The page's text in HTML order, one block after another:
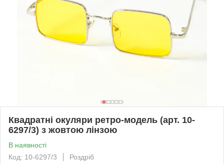
Квадратні окуляри ретро-модель (арт. 10-
6297/3) з жовтою лінзою
В наявності
Код: 10-6297/3
Роздріб